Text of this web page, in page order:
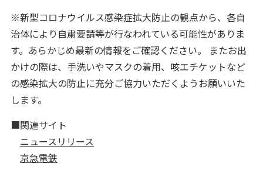
※新型コロナウイルス感染症拡大防止の観点から、各自
治体により自粛要請等が行なわれている可能性がありま
す。あらかじめ最新の情報をご確認ください。 またお出
かけの際は、手洗いやマスクの着用、咳エチケットなど
の感染拡大の防止に充分ご協力いただくようお願いいた
します。
■関連サイト
ニュースリリース
京急電鉄